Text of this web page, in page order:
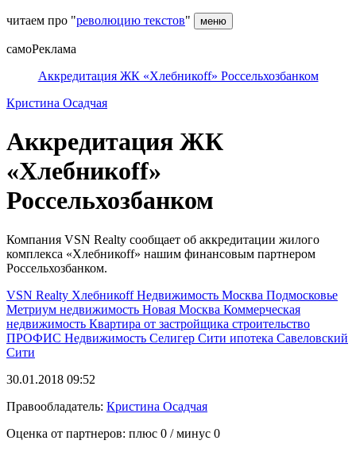
читаем про "революцию текстов" меню
самоРеклама
Аккредитация ЖК «Хлебникоff» Россельхозбанком
Кристина Осадчая
Аккредитация ЖК
«Хлебникоff»
Россельхозбанком
Компания VSN Realty сообщает об аккредитации жилого
комплекса «Хлебникоff» нашим финансовым партнером
Россельхозбанком.
VSN Realty ХлебникоffНедвижимость Москва Подмосковье
Метриум недвижимость Новая Москва Коммерческая
недвижимость Квартира от застройщика строительство
ПРОФИС Недвижимость Селигер Сити ипотека Савеловский
Сити
30.01.2018 09:52
Правообладатель: Кристина Осадчая
Оценка от партнеров: плюс 0 / минус 0